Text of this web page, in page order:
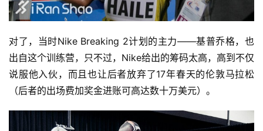
对了，当时Nike Breaking 2计划的主力——基普乔格，也
出自这个训练营，只不过，Nike给出的筹码太高，高到不仅
说服他入伙，而且也让后者放弃了17年春天的伦敦马拉松
（后者的出场费加奖金进账可高达数十万美元）。